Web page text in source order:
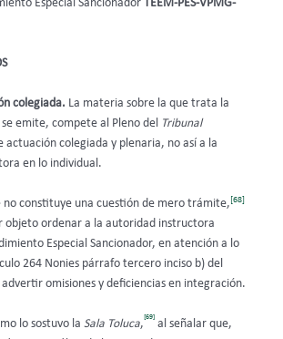
Especial Sancionador
TEEM-PES-VPMG-
colegiada. La materia sobre la que trata la
emite, compete al Pleno del
Tribunal
actuación colegiada y plenaria, no así a la
en lo individual.
no constituye una cuestión de mero trámite,[68]
objeto ordenar a la autoridad instructora
Especial Sancionador, en atención a lo
264 Nonies párrafo tercero inciso b) del
advertir omisiones y deficiencias en integración.
lo sostuvo la Sala Toluca,
[69]
al señalar que,